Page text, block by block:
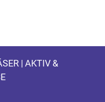
| AKTIV &